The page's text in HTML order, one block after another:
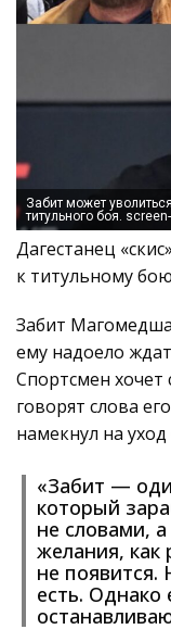
Забит может
титульного боя.
Дагестанец
к титульному
Забит
ему надоело
Спортсмен хочет
говорят слова
намекнул на
«Забит —
который
не словами,
желания, как
не появится.
есть. Однако